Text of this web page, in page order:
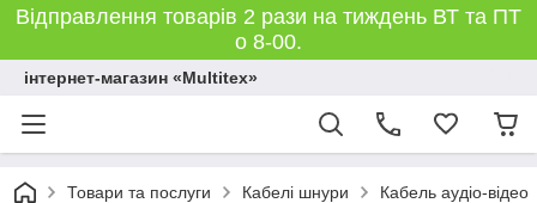
Відправлення товарів 2 рази на тиждень ВТ та ПТ
о 8-00.
інтернет-магазин «Multitex»
Товари та послуги Кабелі шнури Кабель аудіо-відео